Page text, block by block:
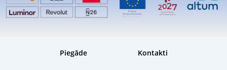
Piegāde Kontakti